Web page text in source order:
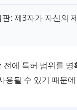
: 제3자가 자신의
에 특허 범위를
용될 수 있기 때문